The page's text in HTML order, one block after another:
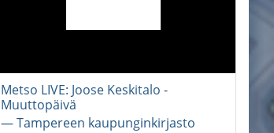
Metso LIVE: Joose Keskitalo -
Muuttopäivä
― Tampereen kaupunginkirjasto